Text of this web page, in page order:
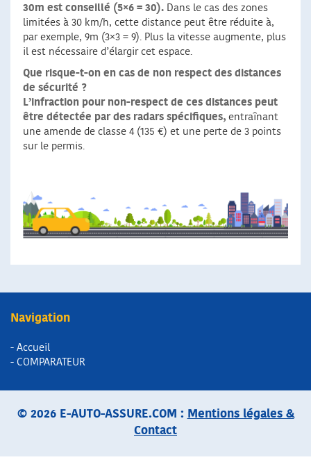
30m est conseillé (5×6 = 30). Dans le cas des zones
limitées à 30 km/h, cette distance peut être réduite à,
par exemple, 9m (3×3 = 9). Plus la vitesse augmente, plus
il est nécessaire d’élargir cet espace.
Que risque-t-on en cas de non respect des distances
de sécurité ?
L’infraction pour non-respect de ces distances peut
être détectée par des radars spécifiques, entraînant
une amende de classe 4 (135 €) et une perte de 3 points
sur le permis.
Navigation
- Accueil
- COMPARATEUR
© 2026 E-AUTO-ASSURE.COM : Mentions légales &
Contact